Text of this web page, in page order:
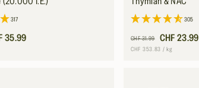
317
35.99
305
Normaler
Preis
CHF 31.99
VerkaufspreisCHF 23.99
Grundpreis
CHF 353.83 / pro
kg